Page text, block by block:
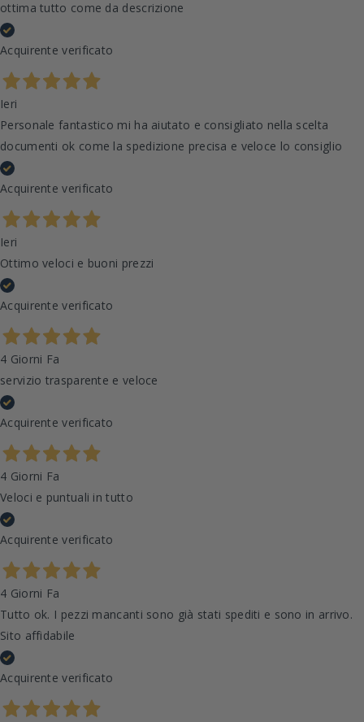
ottima tutto come da descrizione
Acquirente verificato
Ieri
Personale fantastico mi ha aiutato e consigliato nella scelta
documenti ok come la spedizione precisa e veloce lo consiglio
Acquirente verificato
Ieri
Ottimo veloci e buoni prezzi
Acquirente verificato
4 Giorni Fa
servizio trasparente e veloce
Acquirente verificato
4 Giorni Fa
Veloci e puntuali in tutto
Acquirente verificato
4 Giorni Fa
Tutto ok. I pezzi mancanti sono già stati spediti e sono in arrivo.
Sito affidabile
Acquirente verificato